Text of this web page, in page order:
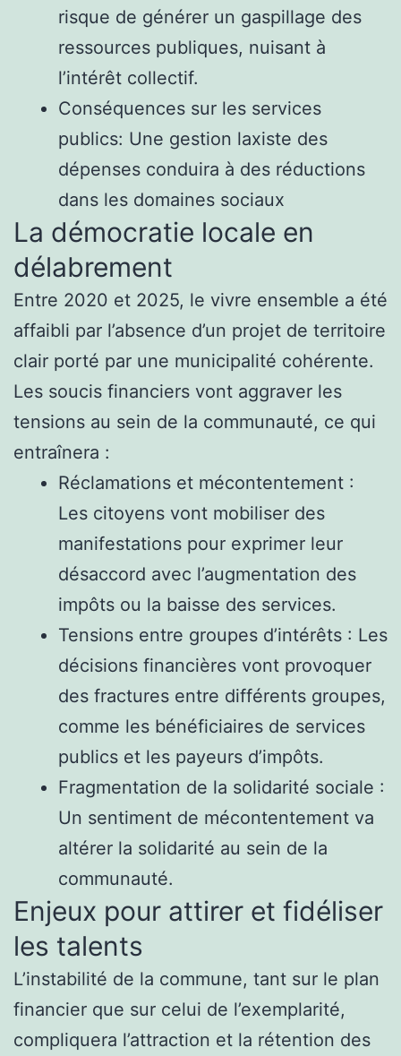
risque de générer un gaspillage des
ressources publiques, nuisant à
l’intérêt collectif.
Conséquences sur les services
publics: Une gestion laxiste des
dépenses conduira à des réductions
dans les domaines sociaux
La démocratie locale en
délabrement
Entre 2020 et 2025, le vivre ensemble a été
affaibli par l’absence d’un projet de territoire
clair porté par une municipalité cohérente.
Les soucis financiers vont aggraver les
tensions au sein de la communauté, ce qui
entraînera :
Réclamations et mécontentement :
Les citoyens vont mobiliser des
manifestations pour exprimer leur
désaccord avec l’augmentation des
impôts ou la baisse des services.
Tensions entre groupes d’intérêts : Les
décisions financières vont provoquer
des fractures entre différents groupes,
comme les bénéficiaires de services
publics et les payeurs d’impôts.
Fragmentation de la solidarité sociale :
Un sentiment de mécontentement va
altérer la solidarité au sein de la
communauté.
Enjeux pour attirer et fidéliser
les talents
L’instabilité de la commune, tant sur le plan
financier que sur celui de l’exemplarité,
compliquera l’attraction et la rétention des